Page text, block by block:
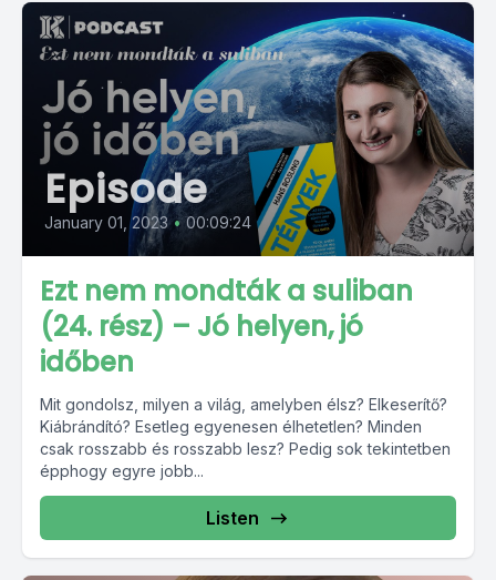
Episode
January 01, 2023 • 00:09:24
Ezt nem mondták a suliban
(24. rész) – Jó helyen, jó
időben
Mit gondolsz, milyen a világ, amelyben élsz? Elkeserítő?
Kiábrándító? Esetleg egyenesen élhetetlen? Minden
csak rosszabb és rosszabb lesz? Pedig sok tekintetben
épphogy egyre jobb...
Listen